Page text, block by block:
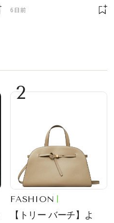
6日前
2
FASHION
【トリー バーチ】よ